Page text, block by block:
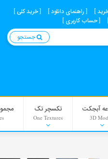
راهنمای دانلود
خرید کلی
حساب کاربری
آبجکت
3D
تکسچر تک
One Textures